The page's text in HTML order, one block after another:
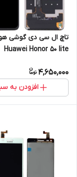
تاچ ال سی دی گوشی
Huawei Honor 50 lite
4,650,000
افزودن به